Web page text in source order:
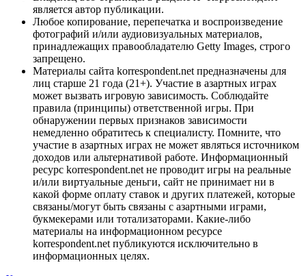
является автор публикации.
Любое копирование, перепечатка и воспроизведение
фотографий и/или аудиовизуальных материалов,
принадлежащих правообладателю Getty Images, строго
запрещено.
Материалы сайта korrespondent.net предназначены для
лиц старше 21 года (21+). Участие в азартных играх
может вызвать игровую зависимость. Соблюдайте
правила (принципы) ответственной игры. При
обнаружении первых признаков зависимости
немедленно обратитесь к специалисту. Помните, что
участие в азартных играх не может являться источником
доходов или альтернативой работе. Информационный
ресурс korrespondent.net не проводит игры на реальные
и/или виртуальные деньги, сайт не принимает ни в
какой форме оплату ставок и других платежей, которые
связаны/могут быть связаны с азартными играми,
букмекерами или тотализаторами. Какие-либо
материалы на информационном ресурсе
korrespondent.net публикуются исключительно в
информационных целях.